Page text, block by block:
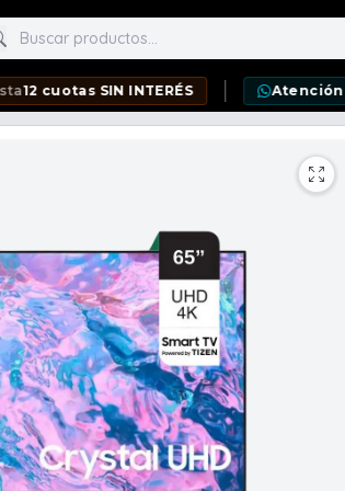
productos
SIN INTERÉS Atención